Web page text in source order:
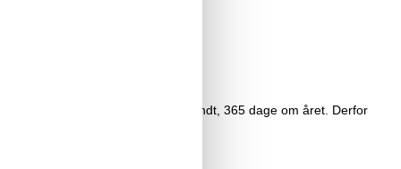
privat til leje her. Døgnet rundt, 365 dage om året. Derfor